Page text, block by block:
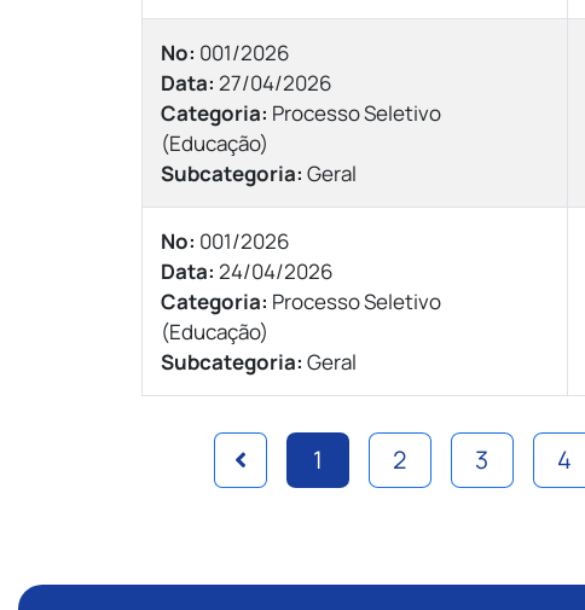
Nº: 001/2026
Data: 27/04/2026
Categoria: Processo Seletivo
(Educação)
Subcategoria: Geral
Nº: 001/2026
Data: 24/04/2026
Categoria: Processo Seletivo
(Educação)
Subcategoria: Geral
1 2 3 4